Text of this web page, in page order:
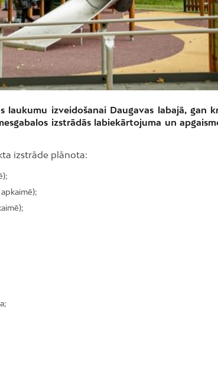
izveidošanai Daugavas labajā, gan
izstrādās labiekārtojuma un
izstrāde plānota: